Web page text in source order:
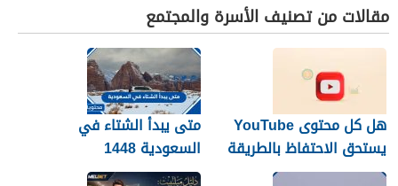
مقالات من تصنيف الأسرة والمجتمع
هل كل محتوى YouTube
يستحق الاحتفاظ بالطريقة
نفسها؟
متى يبدأ الشتاء في
السعودية 1448